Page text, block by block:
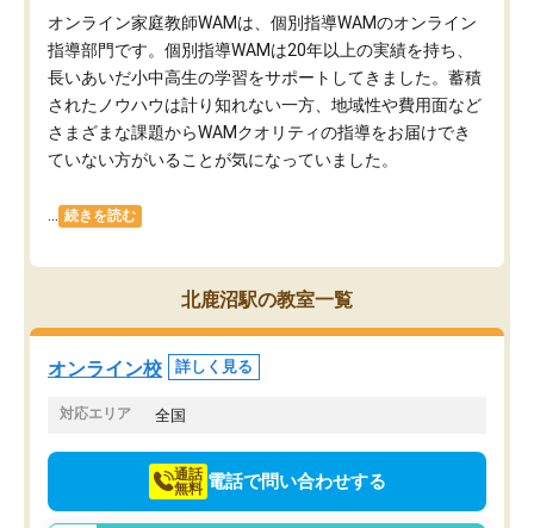
オンライン家庭教師WAMは、個別指導WAMのオンライン
指導部門です。個別指導WAMは20年以上の実績を持ち、
長いあいだ小中高生の学習をサポートしてきました。蓄積
されたノウハウは計り知れない一方、地域性や費用面など
さまざまな課題からWAMクオリティの指導をお届けでき
ていない方がいることが気になっていました。
続きを読む
北鹿沼駅の教室一覧
オンライン校 詳しく見る
対応エリア 全国
通話
無料 電話で問い合わせする